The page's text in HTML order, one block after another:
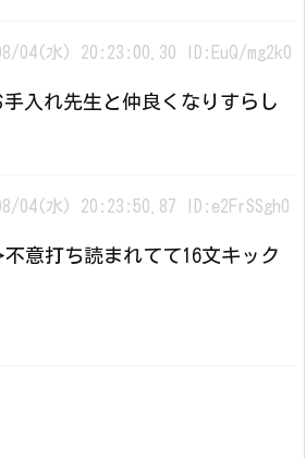
04(水) 20:23:00.30 ID:EuQ/mg2k0
入れ先生と仲良くなりすらし
04(水) 20:23:50.87 ID:e2FrSSgh0
意打ち読まれてて16文キック